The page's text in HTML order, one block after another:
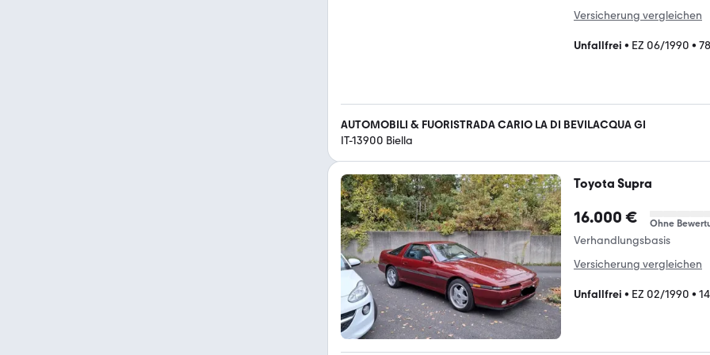
Versicherung vergleichen
Unfallfrei • EZ 06/1990 •
AUTOMOBILI & FUORISTRADA CARIO LA DI BEVILACQUA GI
IT-13900 Biella
Toyota Supra
16.000 € Ohne
Verhandlungsbasis
Versicherung vergleichen
Unfallfrei • EZ 02/1990 •